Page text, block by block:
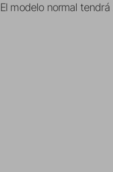
El modelo normal